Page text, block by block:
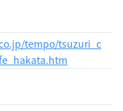
tempo/tsuzuri_c